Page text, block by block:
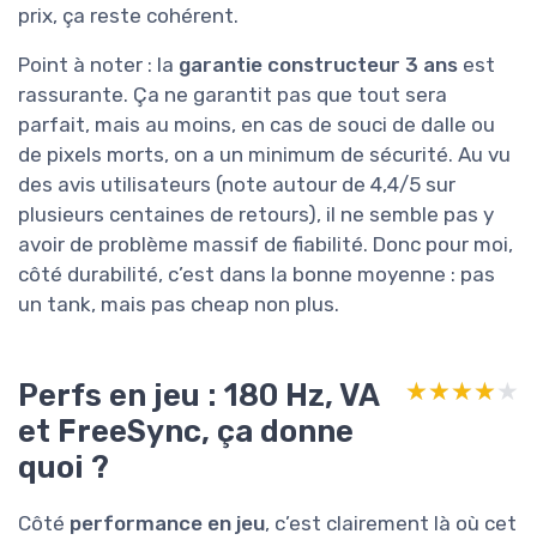
prix, ça reste cohérent.
Point à noter : la garantie constructeur 3 ans est
rassurante. Ça ne garantit pas que tout sera
parfait, mais au moins, en cas de souci de dalle ou
de pixels morts, on a un minimum de sécurité. Au vu
des avis utilisateurs (note autour de 4,4/5 sur
plusieurs centaines de retours), il ne semble pas y
avoir de problème massif de fiabilité. Donc pour moi,
côté durabilité, c’est dans la bonne moyenne : pas
un tank, mais pas cheap non plus.
Perfs en jeu : 180 Hz, VA
et FreeSync, ça donne
quoi ?
★★★★★
★★★★★
Côté performance en jeu, c’est clairement là où cet